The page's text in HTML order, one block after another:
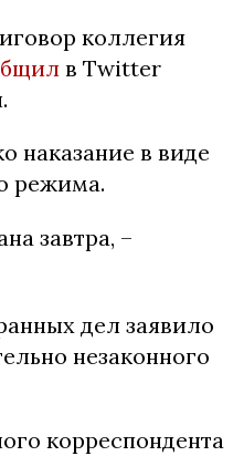
коллегия
в Twitter
наказание в виде
режима.
завтра, –
дел заявило
незаконного
корреспондента